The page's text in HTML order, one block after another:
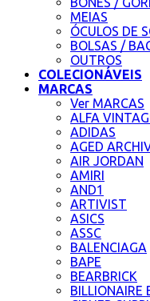
MEIAS
ÓCULOS DE
BOLSAS /
OUTROS
COLECIONÁVEIS
MARCAS
Ver MARCAS
ALFA
ADIDAS
AGED
AIR JORDAN
AMIRI
AND1
ARTIVIST
ASICS
ASSC
BALENCIAGA
BAPE
BEARBRICK
BILLIONAIRE